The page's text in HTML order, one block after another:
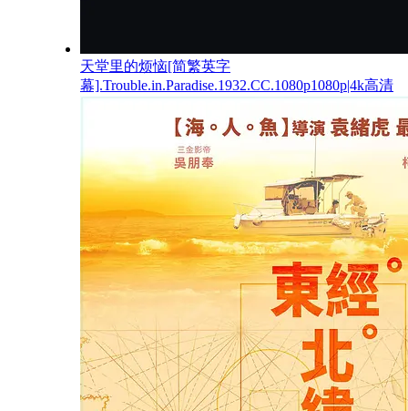
天堂里的烦恼[简繁英字
幕].Trouble.in.Paradise.1932.CC.1080p1080p|4k高清